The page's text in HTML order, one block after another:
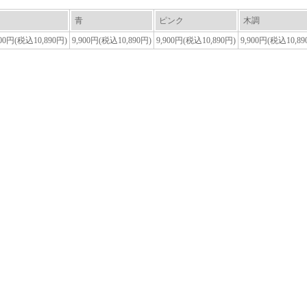
青 ピンク 木調
円(税込10,890円) 9,900円(税込10,890円) 9,900円(税込10,890円) 9,900円(税込